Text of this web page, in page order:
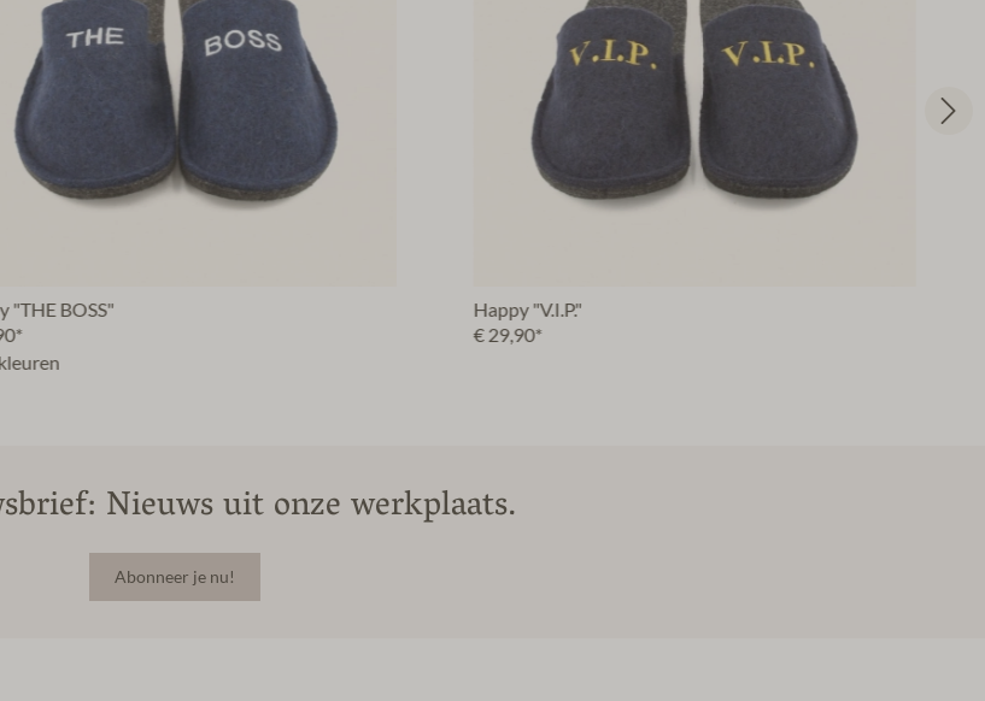
"THE BOSS"
Happy "V.I.P."
€ 29,90*
Nieuws uit onze werkplaats.
Abonneer je nu!